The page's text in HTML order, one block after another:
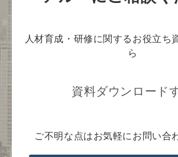
人材育成・研修に関するお役立ち
ら
資料ダウンロード
ご不明な点はお気軽にお問い合